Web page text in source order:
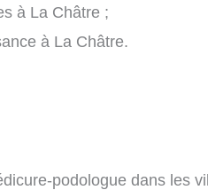
à La Châtre ;
à La Châtre.
podologue dans les